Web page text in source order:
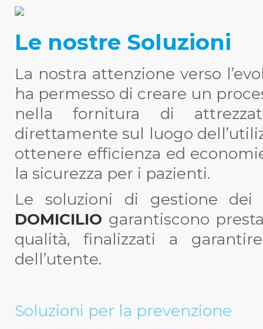
Le nostre Soluzioni
La nostra attenzione verso
ha permesso di creare un
nella fornitura di
direttamente sul luogo
ottenere efficienza ed
la sicurezza per i pazienti.
Le soluzioni di gestione
DOMICILIO garantiscono
qualità, finalizzati a
dell’utente.
Soluzioni per la prevenzione